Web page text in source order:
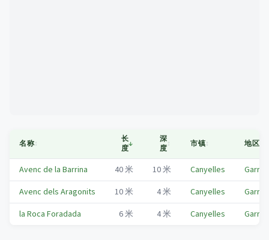
名称↕
长
度↓
深
度↕ 市镇↕ 地区
Avenc de la Barrina 40米 10米 Canyelles
Garraf
Avenc dels Aragonits
10米 4米 Canyelles
Garraf
la Roca Foradada
6米 4米 Canyelles Garraf